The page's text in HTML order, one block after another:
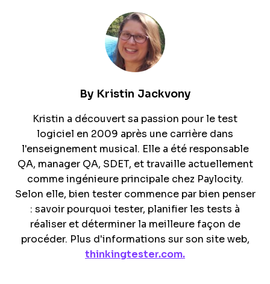
By Kristin Jackvony
Kristin a découvert sa passion pour le test
logiciel en 2009 après une carrière dans
l'enseignement musical. Elle a été responsable
QA, manager QA, SDET, et travaille actuellement
comme ingénieure principale chez Paylocity.
Selon elle, bien tester commence par bien penser
: savoir pourquoi tester, planifier les tests à
réaliser et déterminer la meilleure façon de
procéder. Plus d'informations sur son site web,
thinkingtester.com.